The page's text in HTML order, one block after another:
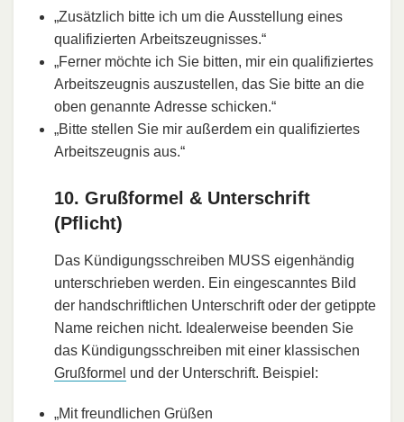
„Zusätzlich bitte ich um die Ausstellung eines
qualifizierten Arbeitszeugnisses.“
„Ferner möchte ich Sie bitten, mir ein qualifiziertes
Arbeitszeugnis auszustellen, das Sie bitte an die
oben genannte Adresse schicken.“
„Bitte stellen Sie mir außerdem ein qualifiziertes
Arbeitszeugnis aus.“
10. Grußformel & Unterschrift
(Pflicht)
Das Kündigungsschreiben MUSS eigenhändig
unterschrieben werden. Ein eingescanntes Bild
der handschriftlichen Unterschrift oder der getippte
Name reichen nicht. Idealerweise beenden Sie
das Kündigungsschreiben mit einer klassischen
Grußformel und der Unterschrift. Beispiel:
„Mit freundlichen Grüßen